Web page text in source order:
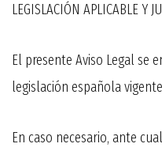
LEGISLACIÓN APLICABLE Y
El presente Aviso Legal se
legislación española
En caso necesario, ante